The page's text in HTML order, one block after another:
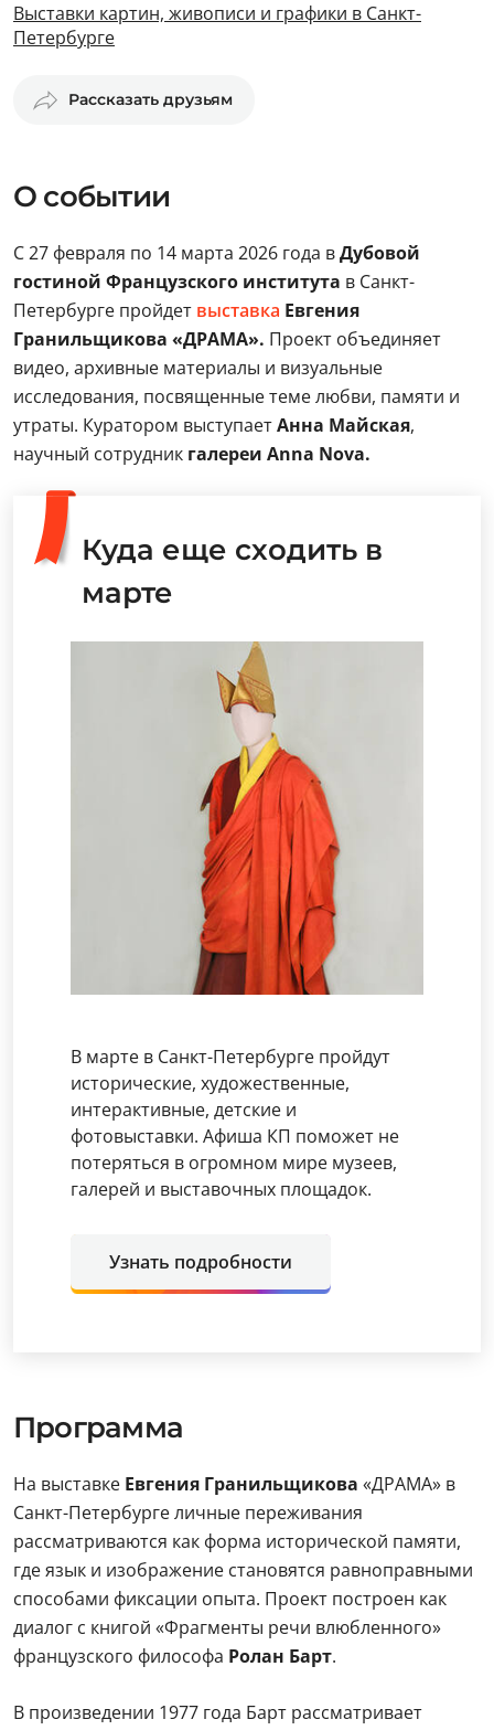
Выставки картин, живописи и графики в Санкт-
Петербурге
Рассказать друзьям
О событии
С 27 февраля по 14 марта 2026 года вДубовой
гостиной Французского института в Санкт-
Петербурге пройдет выставка Евгения
Гранильщикова «ДРАМА». Проект объединяет
видео, архивные материалы и визуальные
исследования, посвященные теме любви, памяти и
утраты. Куратором выступаетАнна Майская,
научный сотрудник галереи Anna Nova.
Куда еще сходить в
марте
В марте в Санкт-Петербурге пройдут
исторические, художественные,
интерактивные, детские и
фотовыставки. Афиша КП поможет не
потеряться в огромном мире музеев,
галерей и выставочных площадок.
Узнать подробности
Программа
На выставке Евгения Гранильщикова «ДРАМА» в
Санкт-Петербурге личные переживания
рассматриваются как форма исторической памяти,
где язык и изображение становятся равноправными
способами фиксации опыта. Проект построен как
диалог с книгой «Фрагменты речи влюбленного»
французского философа Ролан Барт.
В произведении 1977 года Барт рассматривает